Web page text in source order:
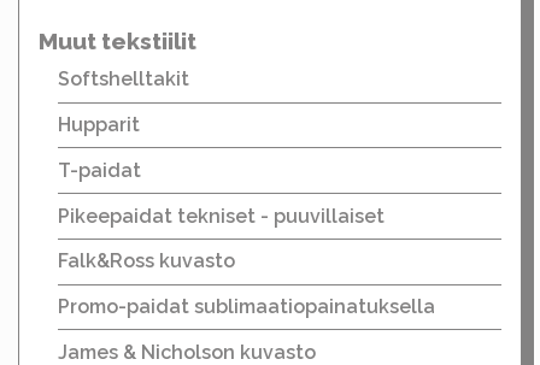
Muut tekstiilit
Softshelltakit
Hupparit
T-paidat
Pikeepaidat tekniset - puuvillaiset
Falk&Ross kuvasto
Promo-paidat sublimaatiopainatuksella
James & Nicholson kuvasto